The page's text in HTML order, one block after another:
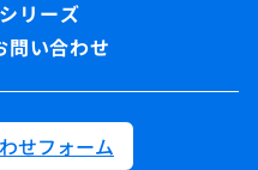
問い合わせ
せフォーム